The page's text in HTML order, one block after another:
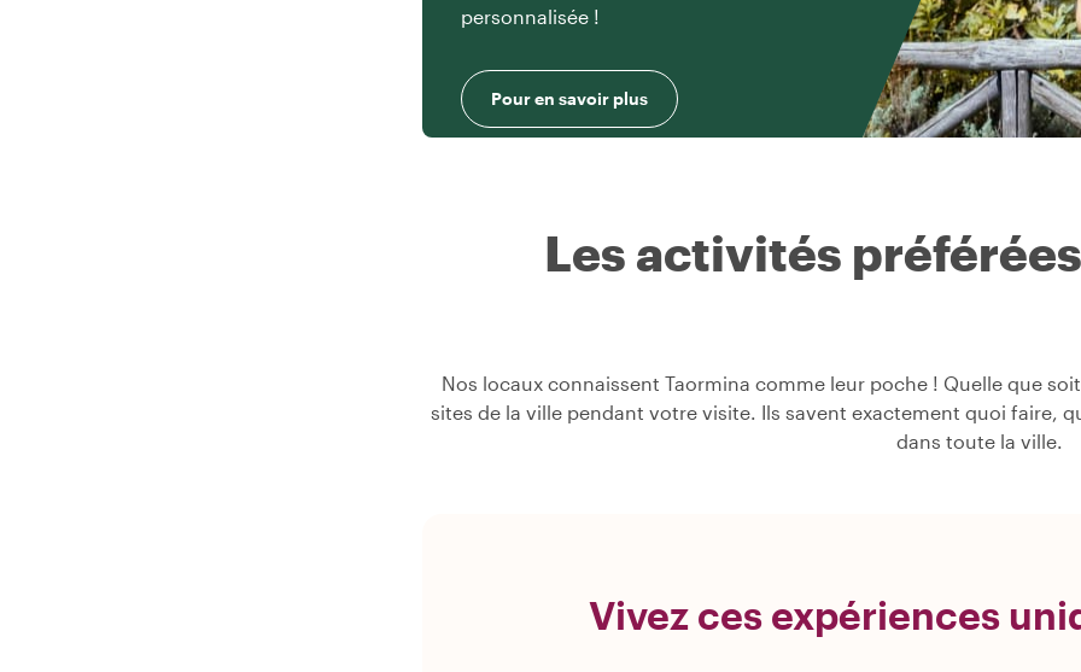
personnalisée !
Pour en savoir plus
Les activités
Nos locaux connaissent Taormina comme leur poche ! Quelle que
sites de la ville pendant votre visite. Ils savent exactement quoi faire,
dans toute la ville.
Vivez ces expériences